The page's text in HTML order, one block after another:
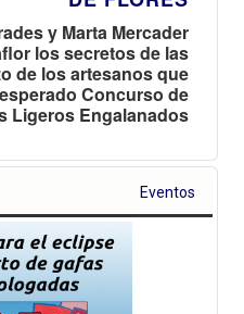
y Marta Mercader
los secretos de las
de los artesanos que
Concurso de
Ligeros Engalanados
Eventos